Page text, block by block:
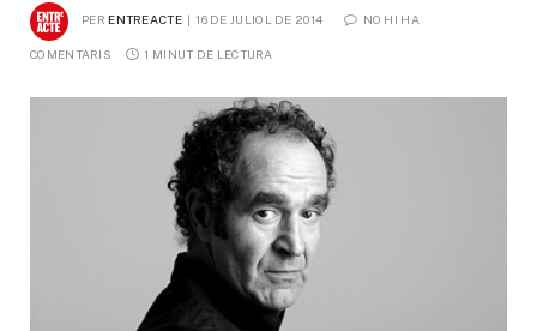
PER ENTREACTE 16 DE JULIOL DE 2014 NO HI HA
COMENTARIS 1 MINUT DE LECTURA